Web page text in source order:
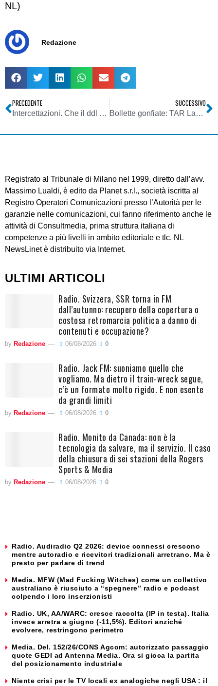
NL)
Redazione
PRECEDENTE
Intercettazioni. Che il ddl approvato sia solo il primo passo per riformare una giustizia malata per colpa di pochi ma bisognosa di cure nell’interesse di tutti
SUCCESSIVO
Bollette gonfiate: TAR Lazio sospende l’entrata in vigore di un pasticciato blocco delle numerazioni a sovrapprezzo
Registrato al Tribunale di Milano nel 1999, diretto dall’avv.
Massimo Lualdi, è edito da Planet s.r.l., società iscritta al
Registro Operatori Comunicazioni presso l’Autorità per le
garanzie nelle comunicazioni, cui fanno riferimento anche le
attività di Consultmedia, prima struttura italiana di
competenze a più livelli in ambito editoriale e tlc. NL
NewsLinet è distribuito via Internet.
ULTIMI ARTICOLI
Radio. Svizzera, SSR torna in FM
dall’autunno: recupero della copertura o
costosa retromarcia politica a danno di
contenuti e occupazione?
by Redazione 06/08/2026 0
Radio. Jack FM: suoniamo quello che
vogliamo. Ma dietro il train-wreck segue,
c’è un formato molto rigido. E non esente
da grandi limiti
by Redazione 06/08/2026 0
Radio. Monito da Canada: non è la
tecnologia da salvare, ma il servizio. Il caso
della chiusura di sei stazioni della Rogers
Sports & Media
by Redazione 06/08/2026 0
Radio. Audiradio Q2 2026: device connessi crescono
mentre autoradio e ricevitori tradizionali arretrano. Ma è
presto per parlare di trend
Media. MFW (Mad Fucking Witches) come un collettivo
australiano è riusciuto a “spegnere” radio e podcast
colpendo i loro inserzionisti
Radio. UK, AA/WARC: cresce raccolta (IP in testa). Italia
invece arretra a giugno (-11,5%). Editori anziché
evolvere, restringono perimetro
Media. Del. 152/26/CONS Agcom: autorizzato passaggio
quote GEDI ad Antenna Media. Ora si gioca la partita
del posizionamento industriale
Niente crisi per le TV locali ex analogiche negli USA : il